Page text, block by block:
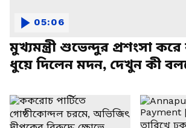
মুখ্যমন্ত্রী শুভেন্দুর প্রশংসা
ধুয়ে দিলেন মদন, দেখুন কী
05:06